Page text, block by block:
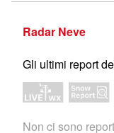
Radar Neve
Gli ultimi report
Non ci sono